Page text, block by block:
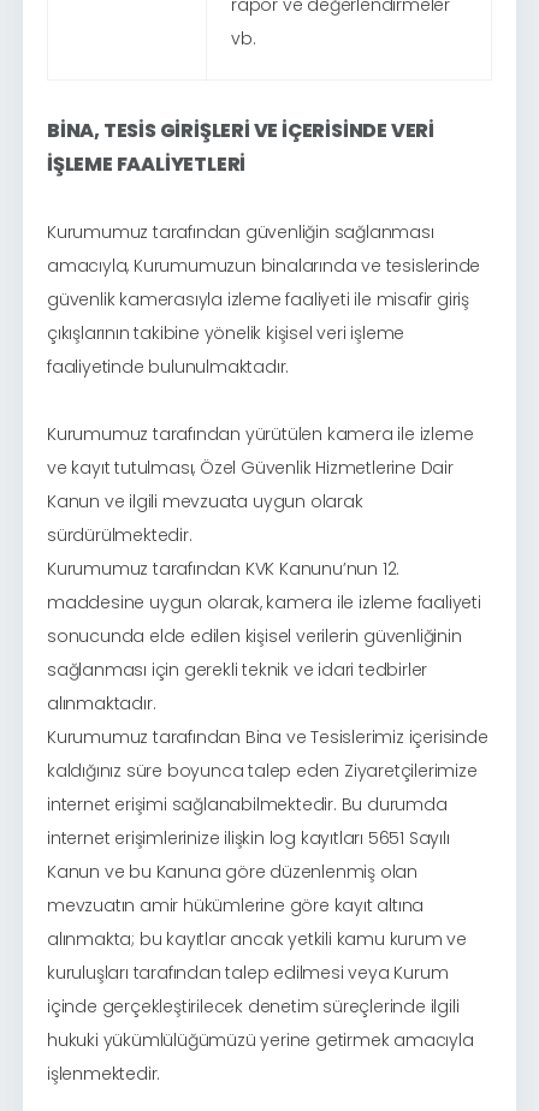
rapor ve değerlendirmeler
vb.
BİNA, TESİS GİRİŞLERİ VE İÇERİSİNDE VERİ
İŞLEME FAALİYETLERİ
Kurumumuz tarafından güvenliğin sağlanması
amacıyla, Kurumumuzun binalarında ve tesislerinde
güvenlik kamerasıyla izleme faaliyeti ile misafir giriş
çıkışlarının takibine yönelik kişisel veri işleme
faaliyetinde bulunulmaktadır.
Kurumumuz tarafından yürütülen kamera ile izleme
ve kayıt tutulması, Özel Güvenlik Hizmetlerine Dair
Kanun ve ilgili mevzuata uygun olarak
sürdürülmektedir.
Kurumumuz tarafından KVK Kanunu’nun 12.
maddesine uygun olarak, kamera ile izleme faaliyeti
sonucunda elde edilen kişisel verilerin güvenliğinin
sağlanması için gerekli teknik ve idari tedbirler
alınmaktadır.
Kurumumuz tarafından Bina ve Tesislerimiz içerisinde
kaldığınız süre boyunca talep eden Ziyaretçilerimize
internet erişimi sağlanabilmektedir. Bu durumda
internet erişimlerinize ilişkin log kayıtları 5651 Sayılı
Kanun ve bu Kanuna göre düzenlenmiş olan
mevzuatın amir hükümlerine göre kayıt altına
alınmakta; bu kayıtlar ancak yetkili kamu kurum ve
kuruluşları tarafından talep edilmesi veya Kurum
içinde gerçekleştirilecek denetim süreçlerinde ilgili
hukuki yükümlülüğümüzü yerine getirmek amacıyla
işlenmektedir.